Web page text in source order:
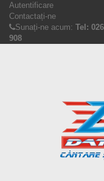
Autentificare
Contactați-ne
Sunați-ne acum: Tel:
908